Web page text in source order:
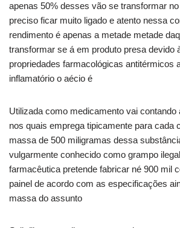
apenas 50% desses vão se transformar
preciso ficar muito ligado e atento nessa
rendimento é apenas a metade metade
transformar se á em produto presa devido
propriedades farmacológicas antitérmicos
inflamatório o aécio é
Utilizada como medicamento vai
nos quais emprega tipicamente para cada
massa de 500 miligramas dessa
vulgarmente conhecido como grampo
farmacêutica pretende fabricar né 900 mil
painel de acordo com as especificações
massa do assunto